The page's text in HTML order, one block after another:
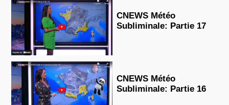
CNEWS Météo
Subliminale: Partie 17
CNEWS Météo
Subliminale: Partie 16